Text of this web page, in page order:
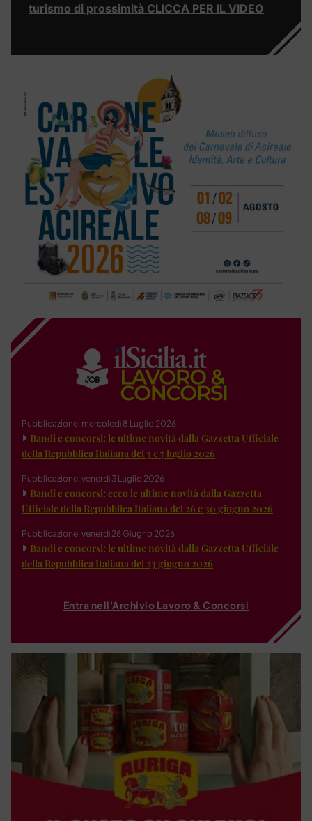
turismo di prossimità CLICCA PER IL VIDEO
Pubblicazione: mercoledì 8 Luglio 2026
Bandi e concorsi: le ultime novità dalla Gazzetta Ufficiale
della Repubblica Italiana del 3 e 7 luglio 2026
Pubblicazione: venerdì 3 Luglio 2026
Bandi e concorsi: ecco le ultime novità dalla Gazzetta
Ufficiale della Repubblica Italiana del 26 e 30 giugno 2026
Pubblicazione: venerdì 26 Giugno 2026
Bandi e concorsi: le ultime novità dalla Gazzetta Ufficiale
della Repubblica Italiana del 23 giugno 2026
Entra nell'Archivio Lavoro & Concorsi